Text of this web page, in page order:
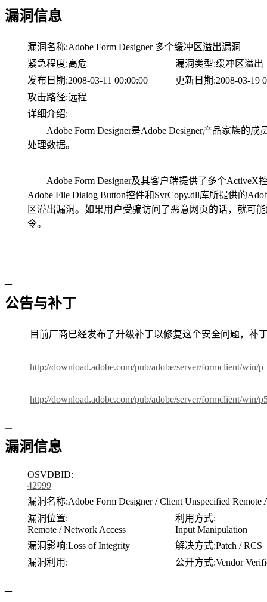
漏洞信息
漏洞名称:Adobe Form Designer 多个缓冲区溢出漏洞
紧急程度:高危 漏洞类型:缓冲区溢出
发布日期:2008-03-11 00:00:00 更新日期:2008-03-19
攻击路径:远程
详细介绍:
Adobe Form Designer是Adobe Designer产品家族的成
处理数据。
Adobe Form Designer及其客户端提供了多个ActiveX
Adobe File Dialog Button控件和SvrCopy.dll库所提供的
区溢出漏洞。如果用户受骗访问了恶意网页的话，就可
令。
–
公告与补丁
目前厂商已经发布了升级补丁以修复这个安全问题，补
http://download.adobe.com/pub/adobe/server/formclient/win/
http://download.adobe.com/pub/adobe/server/formclient/win/
–
漏洞信息
OSVDBID:
42999
漏洞名称:Adobe Form Designer / Client Unspecified Remote
漏洞位置:
Remote / Network Access
利用方式:
Input Manipulation
漏洞影响:Loss of Integrity 解决方式:Patch / RCS
漏洞利用:
公开方式:Vendor
–